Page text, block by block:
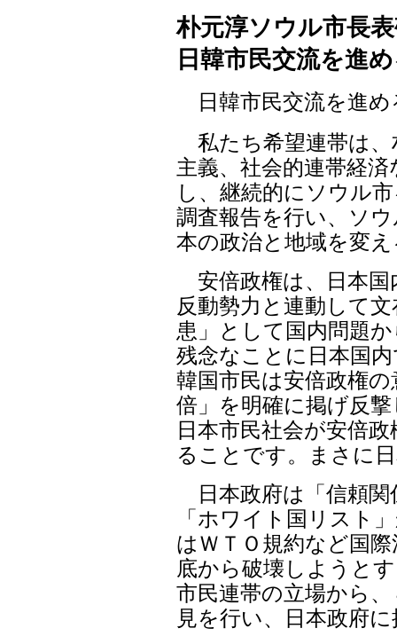
朴元淳ソウル市長
日韓市民交流を進
日韓市民交流を進
私たち希望連帯は、
主義、社会的連帯経
し、継続的にソウル
調査報告を行い、ソ
本の政治と地域を変
安倍政権は、日本国
反動勢力と連動して
患」として国内問題
残念なことに日本国
韓国市民は安倍政権
倍」を明確に掲げ反
日本市民社会が安倍
ることです。まさに
日本政府は「信頼関
「ホワイト国リスト
はＷＴＯ規約など国
底から破壊しようと
市民連帯の立場から
見を行い、日本政府